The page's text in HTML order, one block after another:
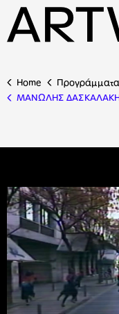
Home Προγράμματα
ΜΑΝΩΛΗΣ